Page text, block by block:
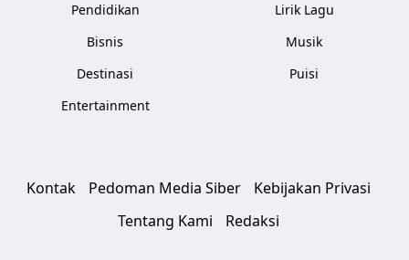
Pendidikan
Bisnis
Destinasi
Entertainment
Lirik Lagu
Musik
Puisi
Kontak Pedoman Media Siber
Kebijakan Privasi
Tentang Kami
Redaksi